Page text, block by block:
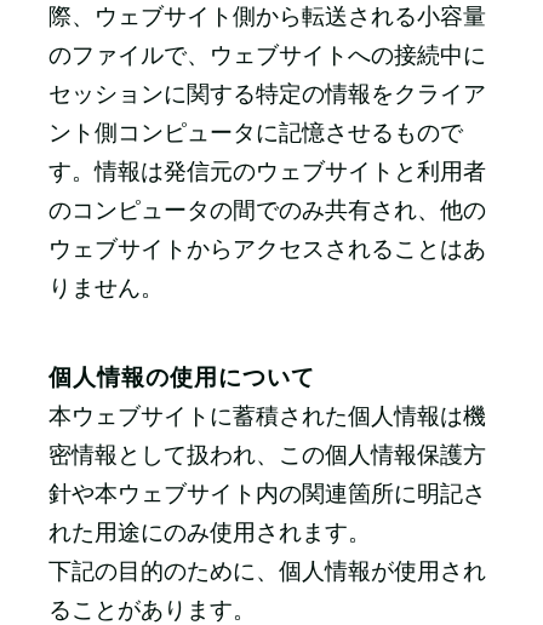
際、ウェブサイト側から転送される小容量
のファイルで、ウェブサイトへの接続中に
セッションに関する特定の情報をクライア
ント側コンピュータに記憶させるもので
す。情報は発信元のウェブサイトと利用者
のコンピュータの間でのみ共有され、他の
ウェブサイトからアクセスされることはあ
りません。
個人情報の使用について
本ウェブサイトに蓄積された個人情報は機
密情報として扱われ、この個人情報保護方
針や本ウェブサイト内の関連箇所に明記さ
れた用途にのみ使用されます。
下記の目的のために、個人情報が使用され
ることがあります。